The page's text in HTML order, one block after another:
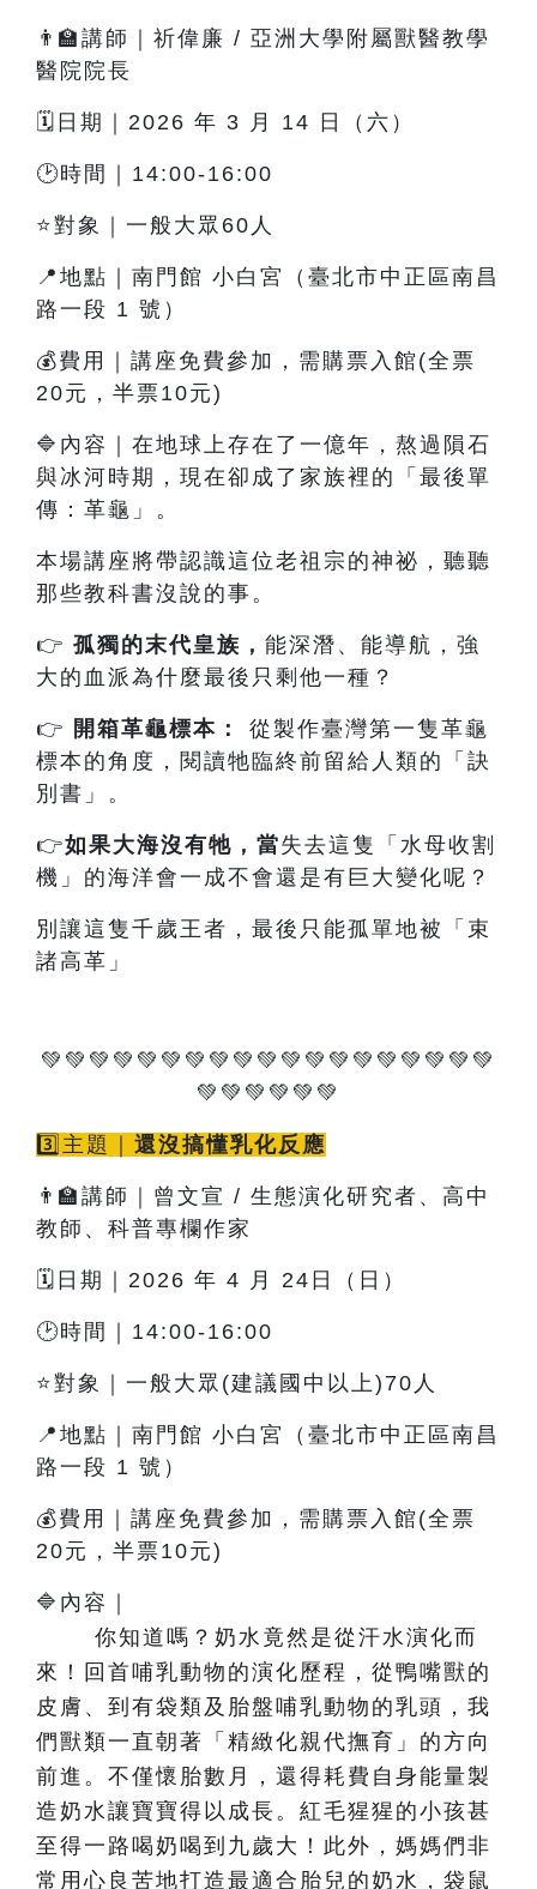
👨‍🏫講師｜祈偉廉 / 亞洲大學附屬獸醫教學
醫院院長
🗓️日期｜2026 年 3 月 14 日（六）
🕑時間｜14:00-16:00
⭐對象｜一般大眾60人
📍地點｜南門館 小白宮（臺北市中正區南昌
路一段 1 號）
💰費用｜講座免費參加，需購票入館(全票
20元，半票10元)
🔷內容 ｜ 在地球上存在了一億年，熬過隕石
與冰河時期，現在卻成了家族裡的「最後單
傳：革龜」。
本場講座將帶認識這位老祖宗的神祕，聽聽
那些教科書沒說的事。
👉 孤獨的末代皇族 ， 能深潛、能導航，強
大的血派為什麼最後只剩他一種？
👉 開箱革龜標本：
從製作臺灣第一隻革龜
標本的角度，閱讀牠臨終前留給人類的「訣
別書」。
👉如果大海沒有牠 ，當失去這隻「水母收割
機」的海洋會一成不會還是有巨大變化呢？
別讓這隻千歲王者，最後只能孤單地被「束
諸高革」
💚💚💚💚💚💚💚💚💚💚💚💚💚💚💚💚💚💚💚
💚💚💚💚💚💚
3️⃣主題｜ 還沒搞懂乳化反應
👨‍🏫講師｜曾文宣 / 生態演化研究者、高中
教師、科普專欄作家
🗓️日期｜2026 年 4 月 24日（日）
🕑時間｜14:00-16:00
⭐對象｜一般大眾(建議國中以上)70人
📍地點｜南門館 小白宮（臺北市中正區南昌
路一段 1 號）
💰費用｜講座免費參加，需購票入館(全票
20元，半票10元)
🔷內容 ｜
你知道嗎？奶水竟然是從汗水演化而
來！回首哺乳動物的演化歷程，從鴨嘴獸的
皮膚、到有袋類及胎盤哺乳動物的乳頭，我
們獸類一直朝著「精緻化親代撫育」的方向
前進。不僅懷胎數月，還得耗費自身能量製
造奶水讓寶寶得以成長。紅毛猩猩的小孩甚
至得一路喝奶喝到九歲大！此外，媽媽們非
常用心良苦地打造最適合胎兒的奶水，袋鼠